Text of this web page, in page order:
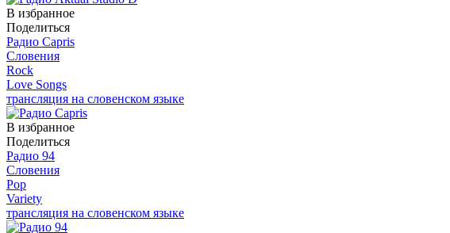
В избранное
Поделиться
Радио Capris
Словения
Rock
Love Songs
трансляция на словенском языке
В избранное
Поделиться
Радио 94
Словения
Pop
Variety
трансляция на словенском языке